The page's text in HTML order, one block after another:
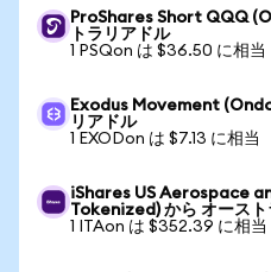
ProShares Short QQQ
トラリアドル
1 PSQon は $36.50 に相当
Exodus Movement
リアドル
1 EXODon は $7.13 に相当
iShares US Aerospace
Tokenized) から オースト
1 ITAon は $352.39 に相当